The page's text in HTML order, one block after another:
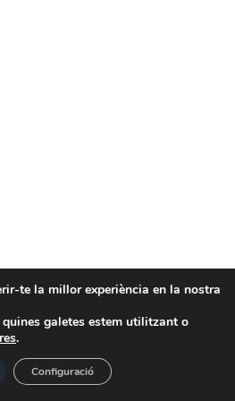
te la millor experiència en la nostra
galetes estem utilitzant o
.
Configuració